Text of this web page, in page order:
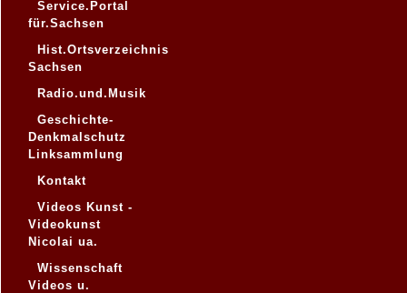
Service.Portal
für.Sachsen
Hist.Ortsverzeichnis
Sachsen
Radio.und.Musik
Geschichte-
Denkmalschutz
Linksammlung
Kontakt
Videos Kunst -
Videokunst
Nicolai ua.
Wissenschaft
Videos u.